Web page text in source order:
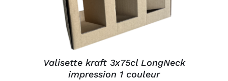
Valisette kraft 3x75cl LongNeck
impression 1 couleur